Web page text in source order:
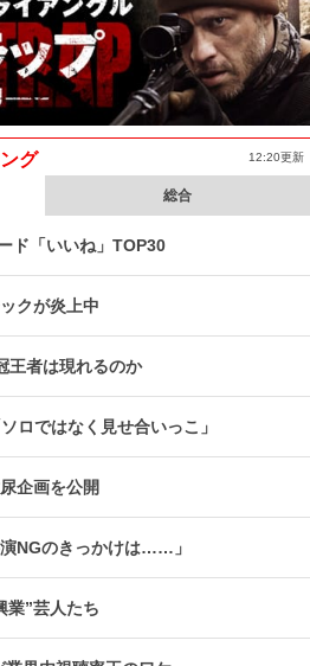
グ 12:20更新
総合
ド「いいね」TOP30
クが炎上中
王者は現れるのか
ロではなく見せ合いっこ」
企画を公開
NGのきっかけは……」
業”芸人たち